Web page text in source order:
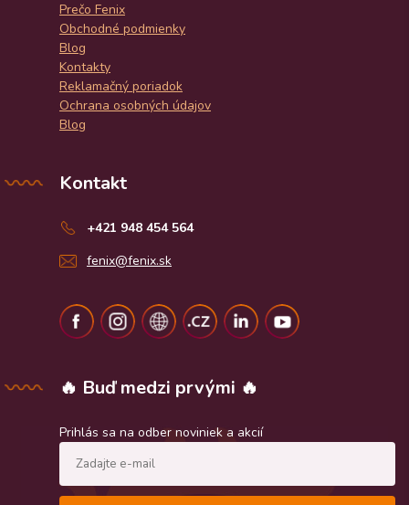
Prečo Fenix
Obchodné podmienky
Blog
Kontakty
Reklamačný poriadok
Ochrana osobných údajov
Blog
Kontakt
+421 948 454 564
fenix@fenix.sk
🔥 Buď medzi prvými 🔥
Prihlás sa na odber noviniek a akcií